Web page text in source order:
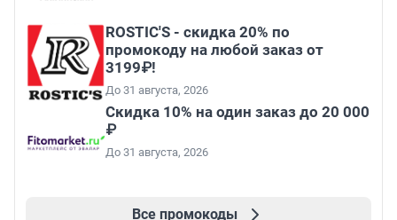
ROSTIC'S - скидка 20% по
промокоду на любой заказ от
3199₽!
До 31 августа, 2026
Скидка 10% на один заказ до 20 000
₽
До 31 августа, 2026
Все промокоды